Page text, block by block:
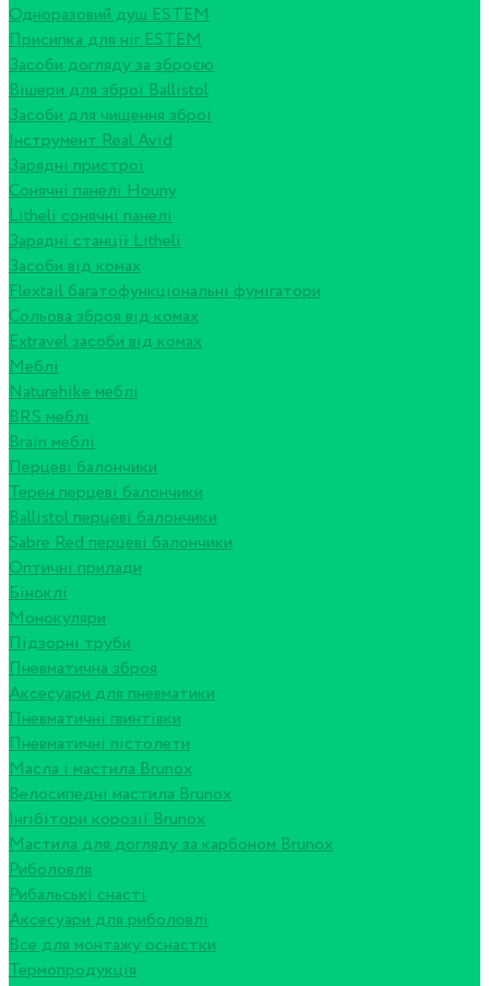
Одноразовий душ ESTEM
Присипка для ніг ESTEM
Засоби догляду за зброєю
Вішери для зброї Ballistol
Засоби для чищення зброї
Інструмент Real Avid
Зарядні пристрої
Сонячні панелі Houny
Litheli сонячні панелі
Зарядні станції Litheli
Засоби від комах
Flextail багатофункціональні фумігатори
Сольова зброя від комах
Extravel засоби від комах
Меблі
Naturehike меблі
BRS меблі
Brain меблі
Перцеві балончики
Терен перцеві балончики
Ballistol перцеві балончики
Sabre Red перцеві балончики
Оптичні прилади
Біноклі
Монокуляри
Підзорні труби
Пневматична зброя
Аксесуари для пневматики
Пневматичні гвинтівки
Пневматичні пістолети
Масла і мастила Brunox
Велосипедні мастила Brunox
Інгібітори корозії Brunox
Мастила для догляду за карбоном Brunox
Риболовля
Рибальські снасті
Аксесуари для риболовлі
Все для монтажу оснастки
Термопродукція